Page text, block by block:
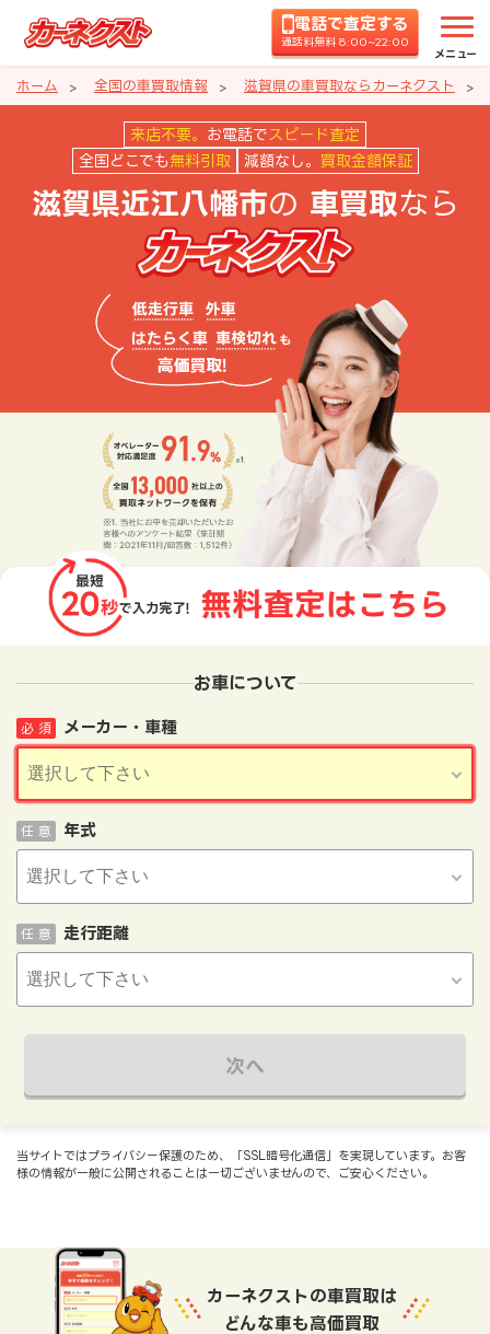
電話で査定する
通話料無料 8:00~22:00
メニュー
ホーム 全国の車買取情報 滋賀県の車買取ならカーネクスト
滋賀県近江八幡市の車買取なら
来店不要。 お電話で スピード査定
全国どこでも 無料引取 減額なし。 買取金額保証
滋賀県近江八幡市の 車買取なら
お車について
メーカー・車種
必 須
年式
任 意
走行距離
任 意
次へ
当サイトではプライバシー保護のため、「SSL暗号化通信」を実現しています。お客
様の情報が一般に公開されることは一切ございませんので、ご安心ください。
カーネクストの車買取は
どんな車も高価買取